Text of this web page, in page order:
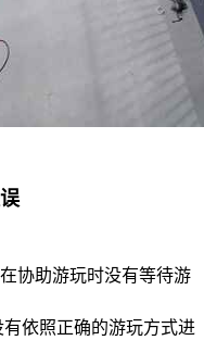
协助游玩时没有等待游
依照正确的游玩方式进